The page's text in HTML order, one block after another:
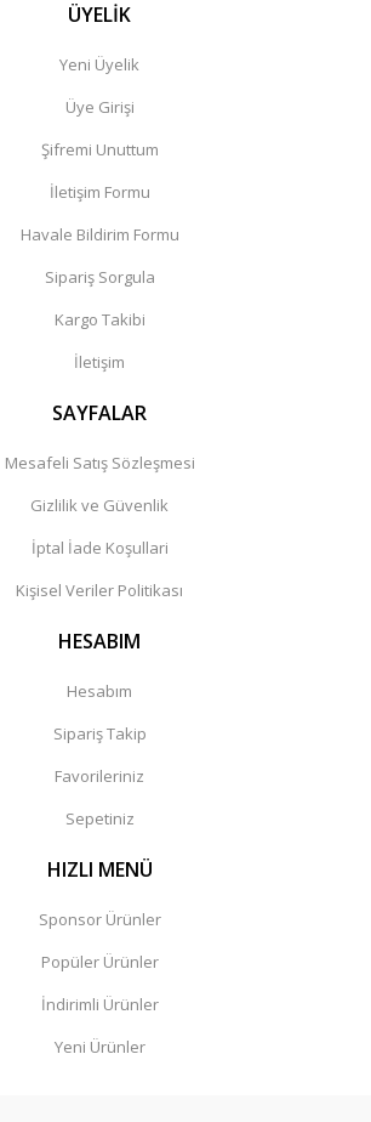
ÜYELİK
Yeni Üyelik
Üye Girişi
Şifremi Unuttum
İletişim Formu
Havale Bildirim Formu
Sipariş Sorgula
Kargo Takibi
İletişim
SAYFALAR
Mesafeli Satış Sözleşmesi
Gizlilik ve Güvenlik
İptal İade Koşullari
Kişisel Veriler Politikası
HESABIM
Hesabım
Sipariş Takip
Favorileriniz
Sepetiniz
HIZLI MENÜ
Sponsor Ürünler
Popüler Ürünler
İndirimli Ürünler
Yeni Ürünler